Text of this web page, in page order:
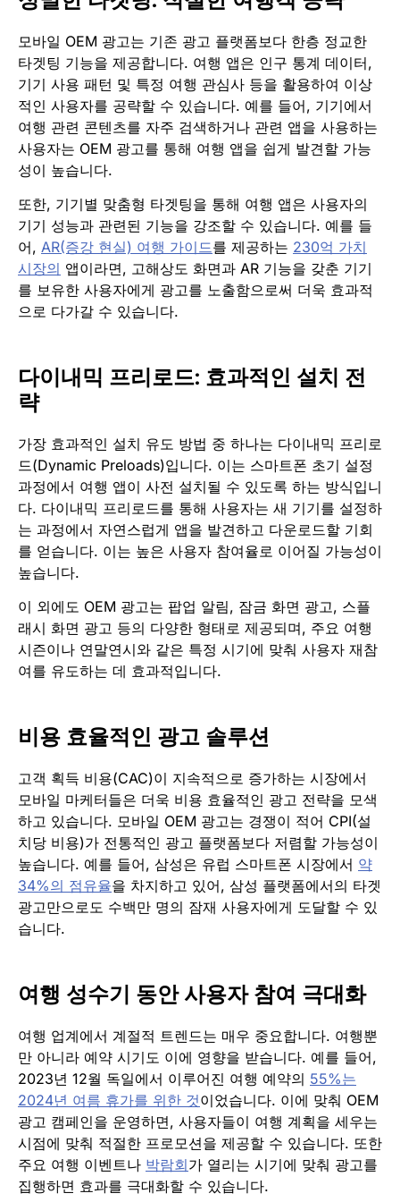
모바일 OEM 광고는 기존 광고 플랫폼보다 한층 정교한
타겟팅 기능을 제공합니다. 여행 앱은 인구 통계 데이터,
기기 사용 패턴 및 특정 여행 관심사 등을 활용하여 이상
적인 사용자를 공략할 수 있습니다. 예를 들어, 기기에서
여행 관련 콘텐츠를 자주 검색하거나 관련 앱을 사용하는
사용자는 OEM 광고를 통해 여행 앱을 쉽게 발견할 가능
성이 높습니다.
또한, 기기별 맞춤형 타겟팅을 통해 여행 앱은 사용자의
기기 성능과 관련된 기능을 강조할 수 있습니다. 예를 들
어, AR(증강 현실) 여행 가이드를 제공하는 230억 가치
시장의 앱이라면, 고해상도 화면과 AR 기능을 갖춘 기기
를 보유한 사용자에게 광고를 노출함으로써 더욱 효과적
으로 다가갈 수 있습니다.
다이내믹 프리로드: 효과적인 설치 전
략
가장 효과적인 설치 유도 방법 중 하나는 다이내믹 프리로
드(Dynamic Preloads)입니다. 이는 스마트폰 초기 설정
과정에서 여행 앱이 사전 설치될 수 있도록 하는 방식입니
다. 다이내믹 프리로드를 통해 사용자는 새 기기를 설정하
는 과정에서 자연스럽게 앱을 발견하고 다운로드할 기회
를 얻습니다. 이는 높은 사용자 참여율로 이어질 가능성이
높습니다.
이 외에도 OEM 광고는 팝업 알림, 잠금 화면 광고, 스플
래시 화면 광고 등의 다양한 형태로 제공되며, 주요 여행
시즌이나 연말연시와 같은 특정 시기에 맞춰 사용자 재참
여를 유도하는 데 효과적입니다.
비용 효율적인 광고 솔루션
고객 획득 비용(CAC)이 지속적으로 증가하는 시장에서
모바일 마케터들은 더욱 비용 효율적인 광고 전략을 모색
하고 있습니다. 모바일 OEM 광고는 경쟁이 적어 CPI(설
치당 비용)가 전통적인 광고 플랫폼보다 저렴할 가능성이
높습니다. 예를 들어, 삼성은 유럽 스마트폰 시장에서 약
34%의 점유율을 차지하고 있어, 삼성 플랫폼에서의 타겟
광고만으로도 수백만 명의 잠재 사용자에게 도달할 수 있
습니다.
여행 성수기 동안 사용자 참여 극대화
여행 업계에서 계절적 트렌드는 매우 중요합니다. 여행뿐
만 아니라 예약 시기도 이에 영향을 받습니다. 예를 들어,
2023년 12월 독일에서 이루어진 여행 예약의 55%는
2024년 여름 휴가를 위한 것이었습니다. 이에 맞춰 OEM
광고 캠페인을 운영하면, 사용자들이 여행 계획을 세우는
시점에 맞춰 적절한 프로모션을 제공할 수 있습니다. 또한
주요 여행 이벤트나 박람회가 열리는 시기에 맞춰 광고를
집행하면 효과를 극대화할 수 있습니다.